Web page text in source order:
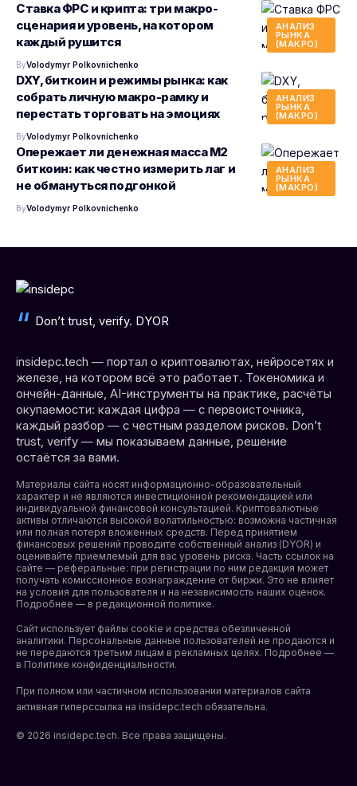
АНАЛИЗ
РЫНКА
(МАКРО)
Ставка ФРС и крипта: три макро-
сценария и уровень, на котором
каждый рушится
ByVolodymyr Polkovnichenko
АНАЛИЗ
РЫНКА
(МАКРО)
DXY, биткоин и режимы рынка: как
собрать личную макро-рамку и
перестать торговать на эмоциях
ByVolodymyr Polkovnichenko
АНАЛИЗ
РЫНКА
(МАКРО)
Опережает ли денежная масса M2
биткоин: как честно измерить лаг и
не обмануться подгонкой
ByVolodymyr Polkovnichenko
Don’t trust, verify. DYOR
insidepc.tech — портал о криптовалютах, нейросетях и
железе, на котором всё это работает. Токеномика и
ончейн-данные, AI-инструменты на практике, расчёты
окупаемости: каждая цифра — с первоисточника,
каждый разбор — с честным разделом рисков. Don’t
trust, verify — мы показываем данные, решение
остаётся за вами.
Материалы сайта носят информационно-образовательный
характер и не являются инвестиционной рекомендацией или
индивидуальной финансовой консультацией. Криптовалютные
активы отличаются высокой волатильностью: возможна частичная
или полная потеря вложенных средств. Перед принятием
финансовых решений проводите собственный анализ (DYOR) и
оценивайте приемлемый для вас уровень риска. Часть ссылок на
сайте — реферальные: при регистрации по ним редакция может
получать комиссионное вознаграждение от биржи. Это не влияет
на условия для пользователя и на независимость наших оценок.
Подробнее — в редакционной политике.
Сайт использует файлы cookie и средства обезличенной
аналитики. Персональные данные пользователей не продаются и
не передаются третьим лицам в рекламных целях. Подробнее —
в Политике конфиденциальности.
При полном или частичном использовании материалов сайта
активная гиперссылка на insidepc.tech обязательна.
© 2026 insidepc.tech. Все права защищены.